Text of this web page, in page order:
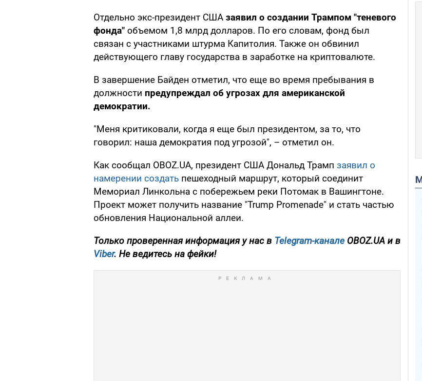
Отдельно экс-президент США заявил о создании Трампом "теневого
фонда" объемом 1,8 млрд долларов. По его словам, фонд был
связан с участниками штурма Капитолия. Также он обвинил
действующего главу государства в заработке на криптовалюте.
В завершение Байден отметил, что еще во время пребывания в
должности предупреждал об угрозах для американской
демократии.
"Меня критиковали, когда я еще был президентом, за то, что
говорил: наша демократия под угрозой", – отметил он.
Как сообщал OBOZ.UA, президент США Дональд Трамп заявил о
намерении создать пешеходный маршрут, который соединит
Мемориал Линкольна с побережьем реки Потомак в Вашингтоне.
Проект может получить название "Trump Promenade" и стать частью
обновления Национальной аллеи.
Только проверенная информация у нас в Telegram-канале OBOZ.UA и в
Viber. Не ведитесь на фейки!